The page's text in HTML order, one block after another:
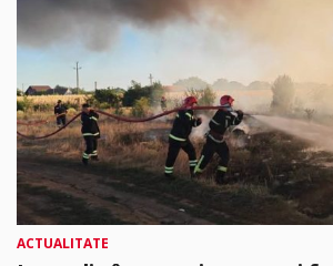
ACTUALITATE